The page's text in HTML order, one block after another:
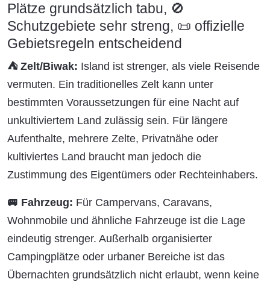
Plätze grundsätzlich tabu, 🚫
Schutzgebiete sehr streng, 📜 offizielle
Gebietsregeln entscheidend
⛺ Zelt/Biwak: Island ist strenger, als viele Reisende
vermuten. Ein traditionelles Zelt kann unter
bestimmten Voraussetzungen für eine Nacht auf
unkultiviertem Land zulässig sein. Für längere
Aufenthalte, mehrere Zelte, Privatnähe oder
kultiviertes Land braucht man jedoch die
Zustimmung des Eigentümers oder Rechteinhabers.
🚐 Fahrzeug: Für Campervans, Caravans,
Wohnmobile und ähnliche Fahrzeuge ist die Lage
eindeutig strenger. Außerhalb organisierter
Campingplätze oder urbaner Bereiche ist das
Übernachten grundsätzlich nicht erlaubt, wenn keine